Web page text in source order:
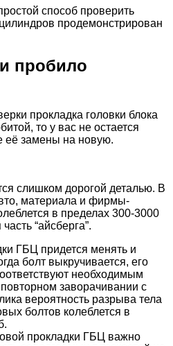
способ проверить
продемонстрирован
пробило
прокладка головки блока
то у вас не остается
её замены на новую.
слишком дорогой деталью. В
материала и фирмы-
в пределах 300-3000
“айсберга”.
ГБЦ придется менять и
болт выкручивается, его
необходимым
заворачивании с
вероятность разрыва тела
болтов колеблется в
прокладки ГБЦ важно